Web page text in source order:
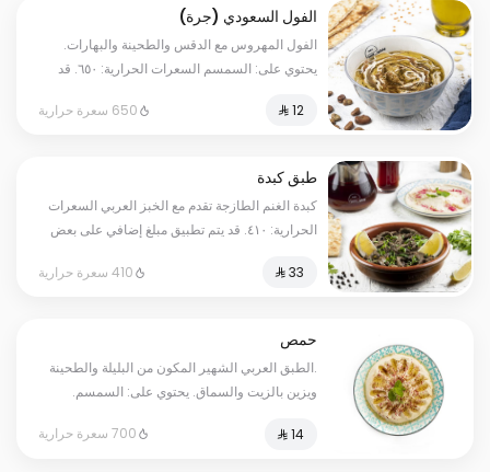
الفول السعودي (جرة)
الفول المهروس مع الدقس والطحينة والبهارات.
يحتوي على: السمسم السعرات الحرارية: ٦٥٠. قد
⁨⁦‪‬ 12⁩
650 سعرة حرارية
طبق كبدة
كبدة الغنم الطازجة تقدم مع الخبز العربي السعرات
الحرارية: ٤١٠. قد يتم تطبيق مبلغ إضافي على بعض
410 سعرة حرارية
حمص
.الطبق العربي الشهير المكون من البليلة والطحينة
ويزين بالزيت والسماق. يحتوي على: السمسم.
على بعض الاختيارات.
⁨⁦‪‬ 14⁩ 700 سعرة حرارية